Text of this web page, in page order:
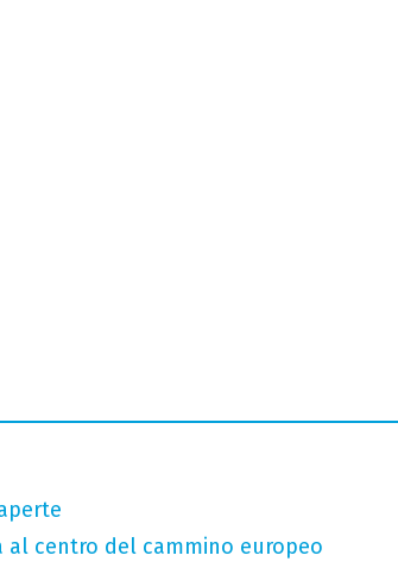
al centro del cammino europeo